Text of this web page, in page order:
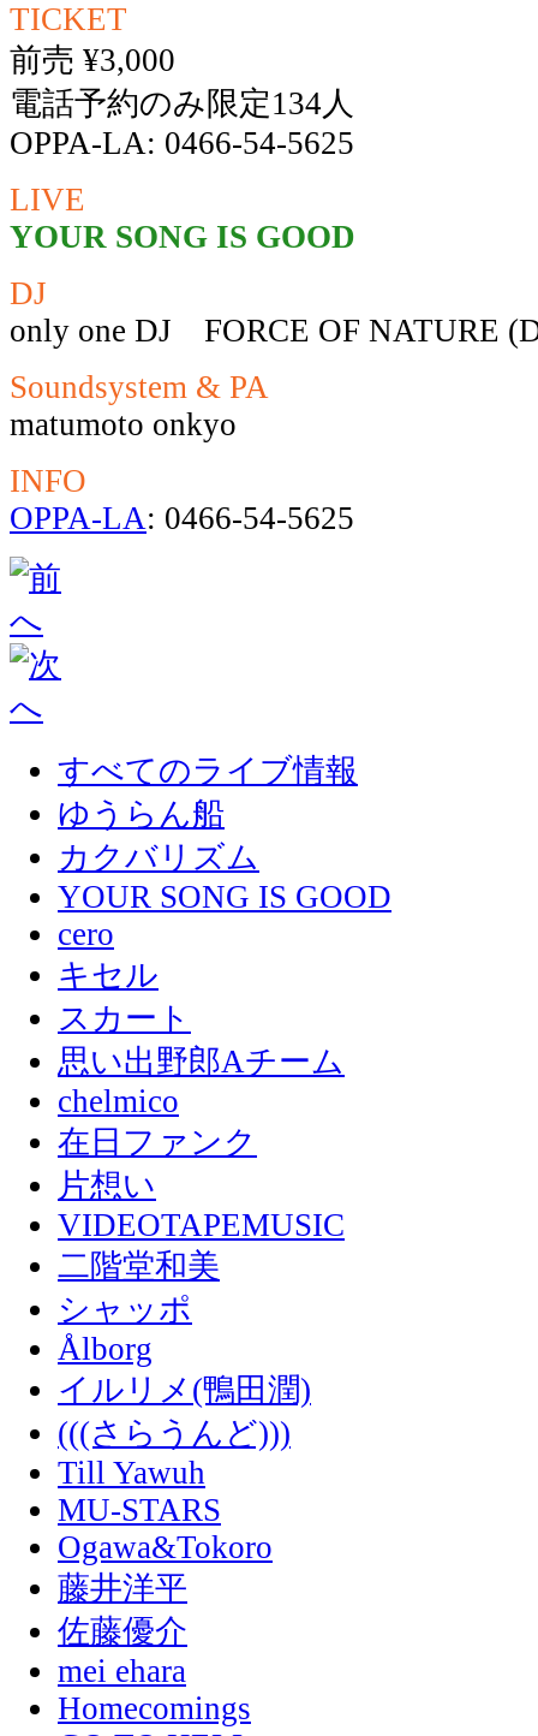
TICKET
前売 ¥3,000
電話予約のみ限定134人
OPPA-LA: 0466-54-5625
LIVE
YOUR SONG IS GOOD
DJ
only one DJ FORCE OF NATURE
Soundsystem & PA
matumoto onkyo
INFO
OPPA-LA: 0466-54-5625
すべてのライブ情報
ゆうらん船
カクバリズム
YOUR SONG IS GOOD
cero
キセル
スカート
思い出野郎Aチーム
chelmico
在日ファンク
片想い
VIDEOTAPEMUSIC
二階堂和美
シャッポ
Ålborg
イルリメ(鴨田潤)
(((さらうんど)))
Till Yawuh
MU-STARS
Ogawa&Tokoro
藤井洋平
佐藤優介
mei ehara
Homecomings